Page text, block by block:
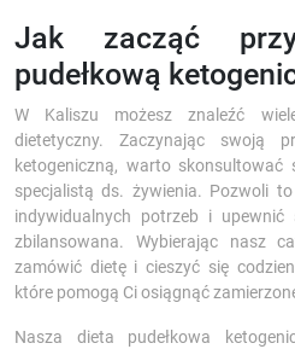
Jak zacząć
pudełkową
W Kaliszu możesz znaleźć
dietetyczny. Zaczynając swoją
ketogeniczną, warto
specjalistą ds. żywienia. Pozwoli
indywidualnych potrzeb i
zbilansowana. Wybierając nasz
zamówić dietę i cieszyć się
które pomogą Ci osiągnąć
Nasza dieta pudełkowa